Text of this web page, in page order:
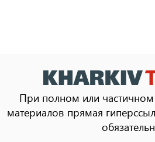
При полном или
материалов прямая